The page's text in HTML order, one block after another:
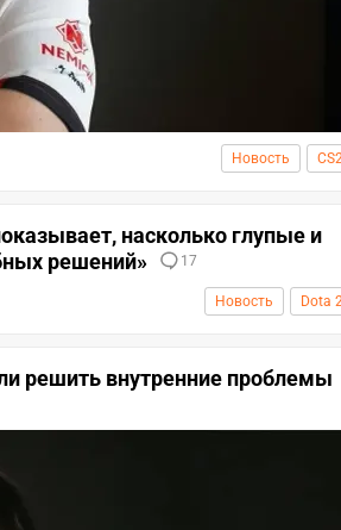
Новость
насколько глупые и
решений»
17
Новость Dota
решить внутренние проблемы